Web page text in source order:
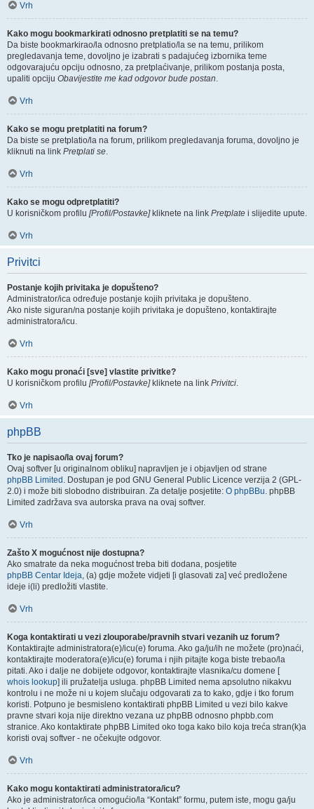
Vrh
Kako mogu bookmarkirati odnosno pretplatiti se na temu?
Da biste bookmarkirao/la odnosno pretplatio/la se na temu, prilikom
pregledavanja teme, dovoljno je izabrati s padajućeg izbornika teme
odgovarajuću opciju odnosno, za pretplaćivanje, prilikom postanja posta,
upaliti opciju Obavijestite me kad odgovor bude postan.
Vrh
Kako se mogu pretplatiti na forum?
Da biste se pretplatio/la na forum, prilikom pregledavanja foruma, dovoljno je
kliknuti na link Pretplati se.
Vrh
Kako se mogu odpretplatiti?
U korisničkom profilu [Profil/Postavke]kliknete na link Pretplate i slijedite upute.
Vrh
Privitci
Postanje kojih privitaka je dopušteno?
Administrator/ica određuje postanje kojih privitaka je dopušteno.
Ako niste siguran/na postanje kojih privitaka je dopušteno, kontaktirajte
administratora/icu.
Vrh
Kako mogu pronaći [sve] vlastite privitke?
U korisničkom profilu [Profil/Postavke]kliknete na link Privitci.
Vrh
phpBB
Tko je napisao/la ovaj forum?
Ovaj softver [u originalnom obliku] napravljen je i objavljen od strane
phpBB Limited . Dostupan je pod GNU General Public Licence verzija 2 (GPL-
2.0) i može biti slobodno distribuiran. Za detalje posjetite: O phpBBu. phpBB
Limited zadržava sva autorska prava na ovaj softver.
Vrh
Zašto X mogućnost nije dostupna?
Ako smatrate da neka mogućnost treba biti dodana, posjetite
phpBB Centar Ideja, (a) gdje možete vidjeti [i glasovati za] već predložene
ideje i(li) predložiti vlastite.
Vrh
Koga kontaktirati u vezi zlouporabe/pravnih stvari vezanih uz forum?
Kontaktirajte administratora(e)/icu(e) foruma. Ako ga/ju/ih ne možete (pro)naći,
kontaktirajte moderatora(e)/icu(e) foruma i njih pitajte koga biste trebao/la
pitati. Ako i dalje ne dobijete odgovor, kontaktirajte vlasnika/cu domene [
whois lookup] ili pružatelja usluga. phpBB Limited nema apsolutno nikakvu
kontrolu i ne može ni u kojem slučaju odgovarati za to kako, gdje i tko forum
koristi. Potpuno je besmisleno kontaktirati phpBB Limited u vezi bilo kakve
pravne stvari koja nije direktno vezana uz phpBB odnosno phpbb.com
stranice. Ako kontaktirate phpBB Limited oko toga kako bilo koja treća stran(k)a
koristi ovaj softver - ne očekujte odgovor.
Vrh
Kako mogu kontaktirati administratora/icu?
Ako je administrator/ica omogućio/la “Kontakt” formu, putem iste, mogu ga/ju